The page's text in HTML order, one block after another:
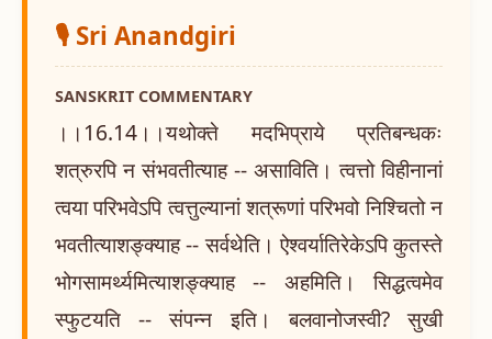
🎙️ Sri Anandgiri
SANSKRIT COMMENTARY
।।16.14।।यथोक्ते मदभिप्राये प्रतिबन्धकः
शत्रुरपि न संभवतीत्याह -- असाविति। त्वत्तो विहीनानां
त्वया परिभवेऽपि त्वत्तुल्यानां शत्रूणां परिभवो निश्चितो न
भवतीत्याशङ्क्याह -- सर्वथेति। ऐश्वर्यातिरेकेऽपि कुतस्ते
भोगसामर्थ्यमित्याशङ्क्याह -- अहमिति। सिद्धत्वमेव
स्फुटयति -- संपन्न इति। बलवानोजस्वी? सुखी